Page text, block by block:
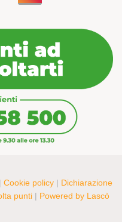
| Cookie policy | Dichiarazione
punti | Powered by Lascò